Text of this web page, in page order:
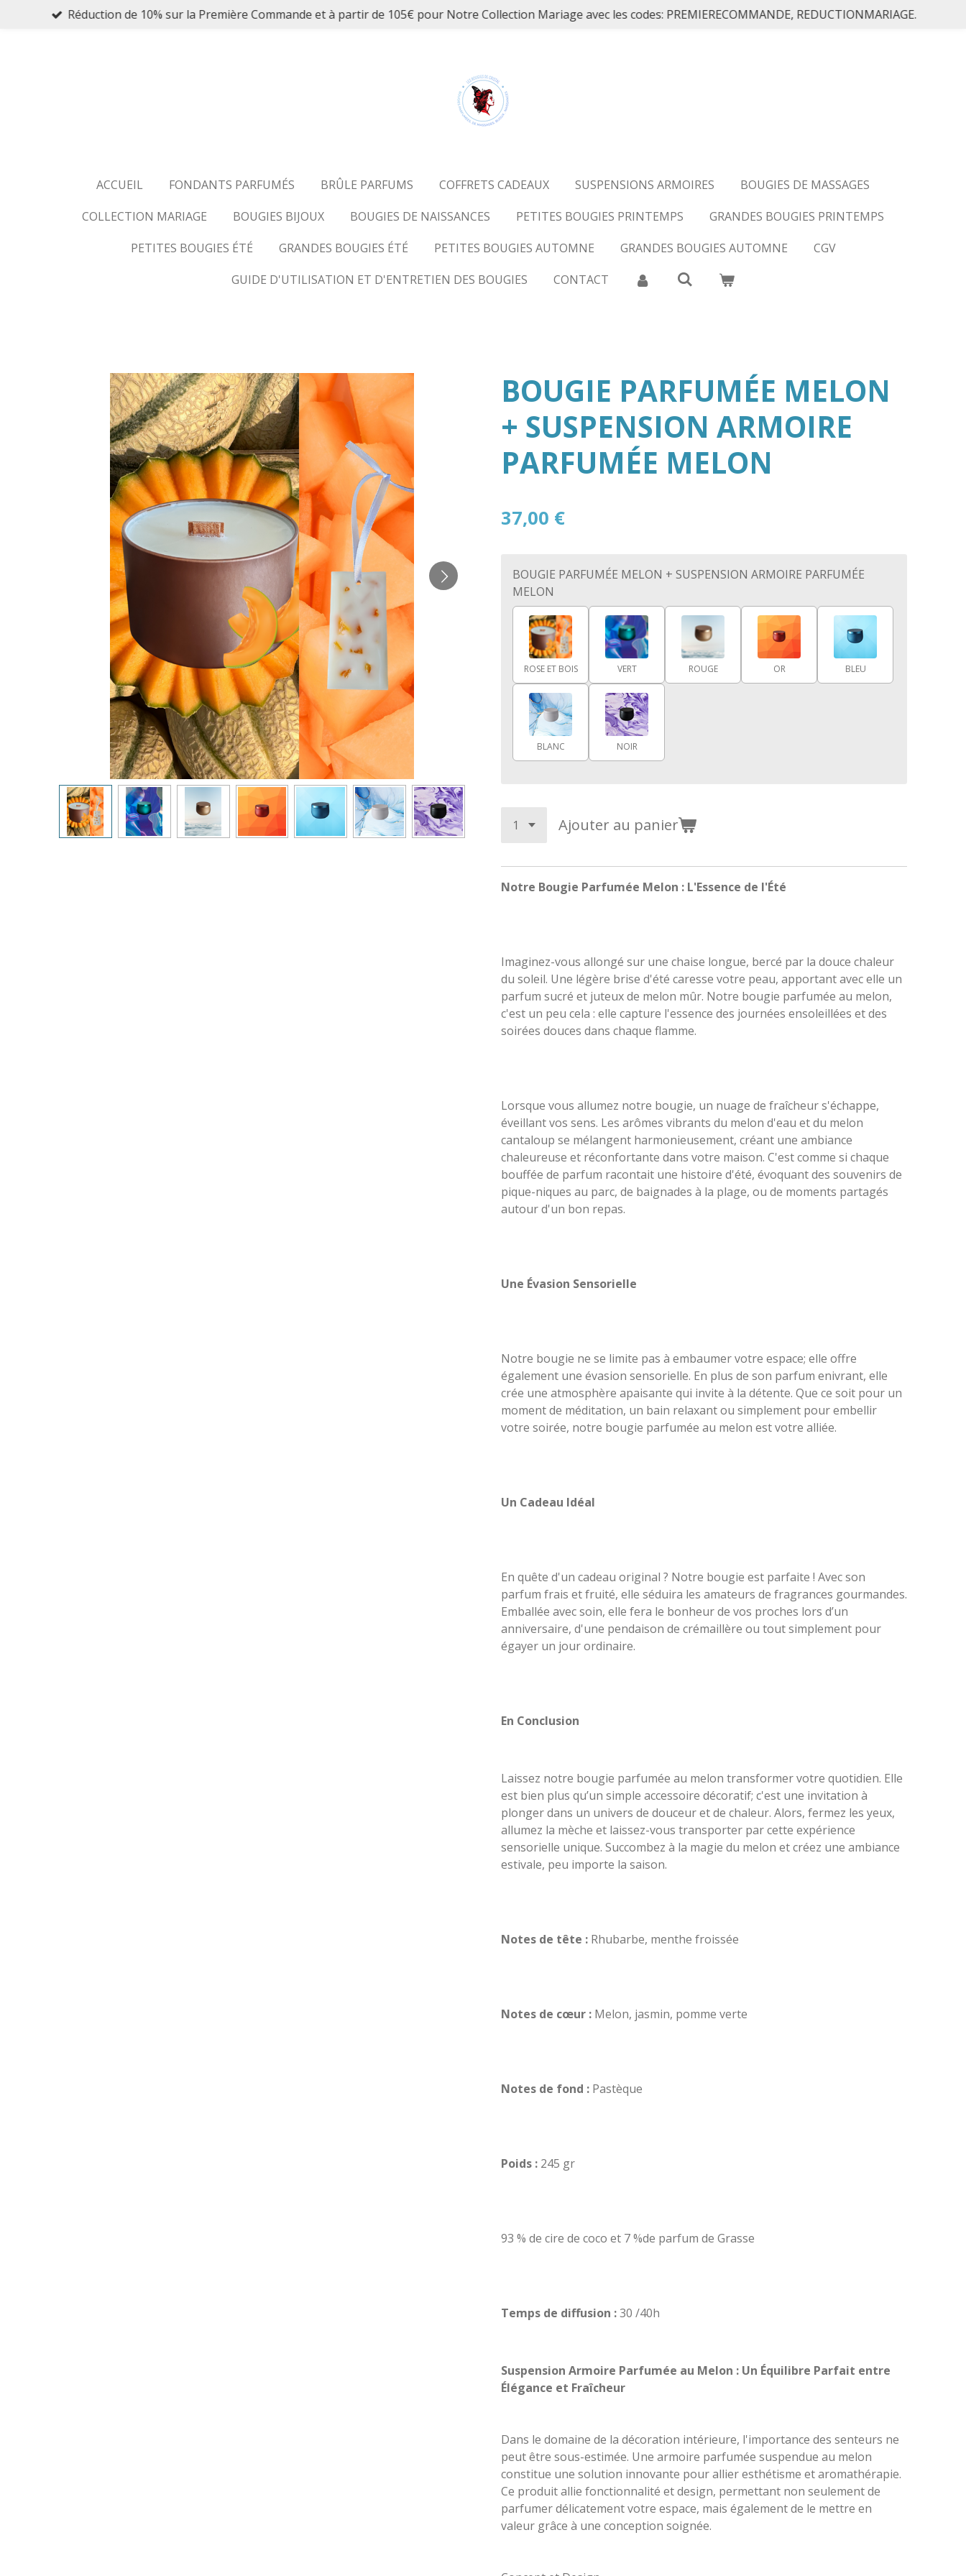
Réduction de 10% sur la Première Commande et à partir de 105€ pour Notre Collection Mariage avec les codes: PREMIERECOMMANDE, REDUCTIONMARIAGE.
ACCUEIL FONDANTS PARFUMÉS BRÛLE PARFUMS COFFRETS CADEAUX SUSPENSIONS ARMOIRES
BOUGIES DE MASSAGES
COLLECTION MARIAGE
BOUGIES BIJOUX BOUGIES DE NAISSANCES PETITES BOUGIES PRINTEMPS
GRANDES BOUGIES PRINTEMPS
PETITES BOUGIES ÉTÉ
GRANDES BOUGIES ÉTÉ PETITES BOUGIES AUTOMNE GRANDES BOUGIES AUTOMNE
CGV
GUIDE D'UTILISATION ET D'ENTRETIEN DES BOUGIES
CONTACT
BOUGIE PARFUMÉE MELON
+ SUSPENSION ARMOIRE
PARFUMÉE MELON
37,00 €
BOUGIE PARFUMÉE MELON + SUSPENSION ARMOIRE PARFUMÉE
MELON
ROSE ET BOIS VERT ROUGE OR BLEU
BLANC NOIR
Ajouter au panier
Notre Bougie Parfumée Melon : L'Essence de l'Été
Imaginez-vous allongé sur une chaise longue, bercé par la douce chaleur
du soleil. Une légère brise d'été caresse votre peau, apportant avec elle un
parfum sucré et juteux de melon mûr. Notre bougie parfumée au melon,
c'est un peu cela : elle capture l'essence des journées ensoleillées et des
soirées douces dans chaque flamme.
Lorsque vous allumez notre bougie, un nuage de fraîcheur s'échappe,
éveillant vos sens. Les arômes vibrants du melon d'eau et du melon
cantaloup se mélangent harmonieusement, créant une ambiance
chaleureuse et réconfortante dans votre maison. C'est comme si chaque
bouffée de parfum racontait une histoire d'été, évoquant des souvenirs de
pique-niques au parc, de baignades à la plage, ou de moments partagés
autour d'un bon repas.
Une Évasion Sensorielle
Notre bougie ne se limite pas à embaumer votre espace; elle offre
également une évasion sensorielle. En plus de son parfum enivrant, elle
crée une atmosphère apaisante qui invite à la détente. Que ce soit pour un
moment de méditation, un bain relaxant ou simplement pour embellir
votre soirée, notre bougie parfumée au melon est votre alliée.
Un Cadeau Idéal
En quête d'un cadeau original ? Notre bougie est parfaite ! Avec son
parfum frais et fruité, elle séduira les amateurs de fragrances gourmandes.
Emballée avec soin, elle fera le bonheur de vos proches lors d’un
anniversaire, d'une pendaison de crémaillère ou tout simplement pour
égayer un jour ordinaire.
En Conclusion
Laissez notre bougie parfumée au melon transformer votre quotidien. Elle
est bien plus qu’un simple accessoire décoratif; c'est une invitation à
plonger dans un univers de douceur et de chaleur. Alors, fermez les yeux,
allumez la mèche et laissez-vous transporter par cette expérience
sensorielle unique. Succombez à la magie du melon et créez une ambiance
estivale, peu importe la saison.
Notes de tête : Rhubarbe, menthe froissée
Notes de cœur : Melon, jasmin, pomme verte
Notes de fond : Pastèque
Poids : 245 gr
93 % de cire de coco et 7 %de parfum de Grasse
Temps de diffusion :30 /40h
Suspension Armoire Parfumée au Melon : Un Équilibre Parfait entre
Élégance et Fraîcheur
Dans le domaine de la décoration intérieure, l'importance des senteurs ne
peut être sous-estimée. Une armoire parfumée suspendue au melon
constitue une solution innovante pour allier esthétisme et aromathérapie.
Ce produit allie fonctionnalité et design, permettant non seulement de
parfumer délicatement votre espace, mais également de le mettre en
valeur grâce à une conception soignée.